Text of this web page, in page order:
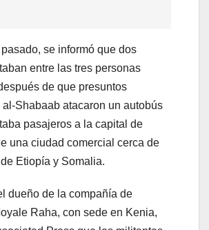
se informó que dos
entre las tres personas
de que presuntos
al-Shabaab atacaron un autobús
pasajeros a la capital de
una ciudad comercial cerca de
Etiopía y Somalia.
dueño de la compañía de
Raha, con sede en Kenia,